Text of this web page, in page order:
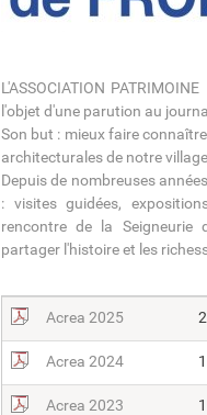
L'ASSOCIATION
l'objet d'une parution au
Son but : mieux faire
architecturales de notre
Depuis de nombreuses
: visites guidées,
rencontre de la
partager l'histoire et les
Acrea 2025
Acrea 2024
Acrea 2023